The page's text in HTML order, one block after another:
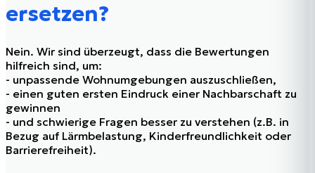
ersetzen?
Nein. Wir sind überzeugt, dass die Bewertungen
hilfreich sind, um:
- unpassende Wohnumgebungen auszuschließen,
- einen guten ersten Eindruck einer Nachbarschaft zu
gewinnen
- und schwierige Fragen besser zu verstehen (z.B. in
Bezug auf Lärmbelastung, Kinderfreundlichkeit oder
Barrierefreiheit).